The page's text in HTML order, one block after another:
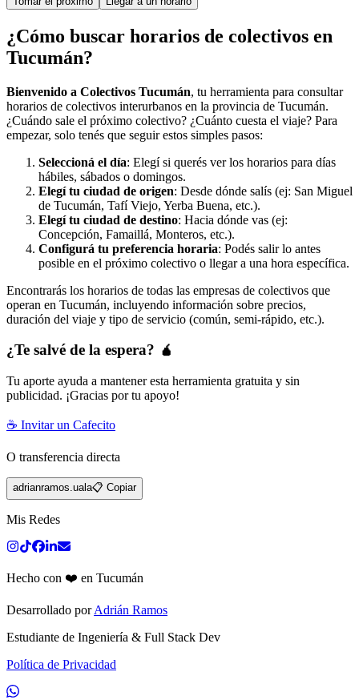
¿Cómo buscar horarios de colectivos en
Tucumán?
Bienvenido a Colectivos Tucumán, tu herramienta para consultar
horarios de colectivos interurbanos en la provincia de Tucumán.
¿Cuándo sale el próximo colectivo? ¿Cuánto cuesta el viaje? Para
empezar, solo tenés que seguir estos simples pasos:
Seleccioná el día: Elegí si querés ver los horarios para días
hábiles, sábados o domingos.
Elegí tu ciudad de origen: Desde dónde salís (ej: San Miguel
de Tucumán, Tafí Viejo, Yerba Buena, etc.).
Elegí tu ciudad de destino: Hacia dónde vas (ej:
Concepción, Famaillá, Monteros, etc.).
Configurá tu preferencia horaria: Podés salir lo antes
posible en el próximo colectivo o llegar a una hora específica.
Encontrarás los horarios de todas las empresas de colectivos que
operan en Tucumán, incluyendo información sobre precios,
duración del viaje y tipo de servicio (común, semi-rápido, etc.).
¿Te salvé de la espera? 🧉
Tu aporte ayuda a mantener esta herramienta gratuita y sin
publicidad. ¡Gracias por tu apoyo!
☕ Invitar un Cafecito
O transferencia directa
adrianramos.uala📋 Copiar
Mis Redes
Hecho con ❤️ en Tucumán
Desarrollado porAdrián Ramos
Estudiante de Ingeniería & Full Stack Dev
Política de Privacidad